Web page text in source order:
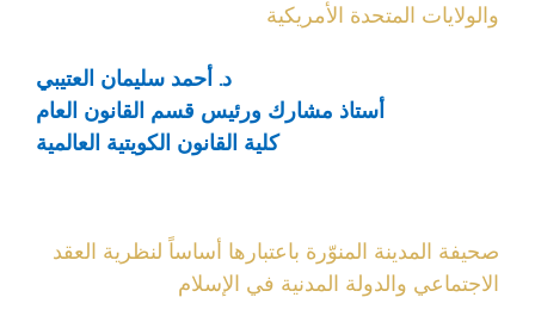
والولايات المتحدة الأمريكية
د. أحمد سليمان العتيبي
أستاذ مشارك ورئيس قسم القانون العام
كلية القانون الكويتية العالمية
صحيفة المدينة المنوّرة باعتبارها أساساً لنظرية العقد
الاجتماعي والدولة المدنية في الإسلام